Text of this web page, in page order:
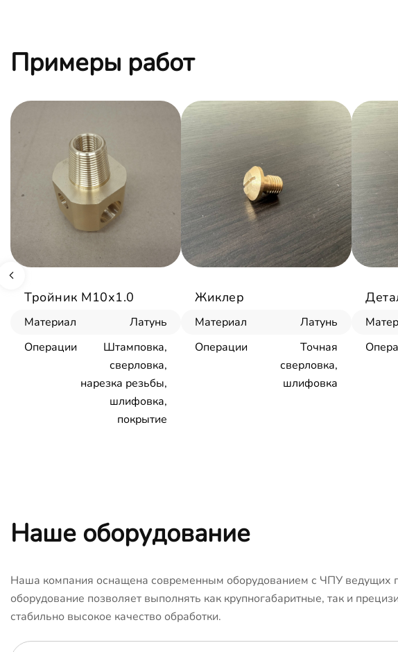
Примеры работ
Тройник М10х1.0
Материал
Латунь
Операции
Штамповка,
сверловка,
нарезка резьбы,
шлифовка,
покрытие
Жиклер
Материал
Латунь
Операции
Точная
сверловка,
шлифовка
Наше оборудование
Наша компания оснащена современным оборудованием с ЧПУ ведущих
оборудование позволяет выполнять как крупногабаритные, так и
стабильно высокое качество обработки.